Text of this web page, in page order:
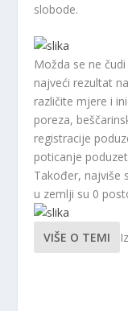
slobode.
Možda se ne
najveći rezultat
različite mjere i
poreza,
registracije
poticanje
Također, najviše
u zemlji su 0
VIŠE O TEMI